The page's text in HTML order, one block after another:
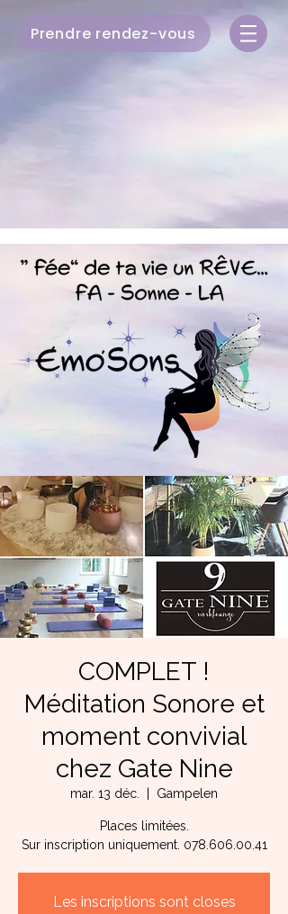
Prendre rendez-vous
COMPLET !
Méditation Sonore et
moment convivial
chez Gate Nine
mar. 13 déc. Gampelen
Places limitées.
Sur inscription uniquement. 078.606.00.41
Les inscriptions sont closes